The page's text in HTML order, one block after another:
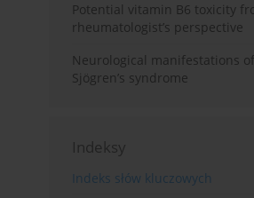
Potential vitamin B6 toxicity
rheumatologist’s perspective
Neurological manifestations
Sjögren’s syndrome
Indeksy
Indeks słów kluczowych